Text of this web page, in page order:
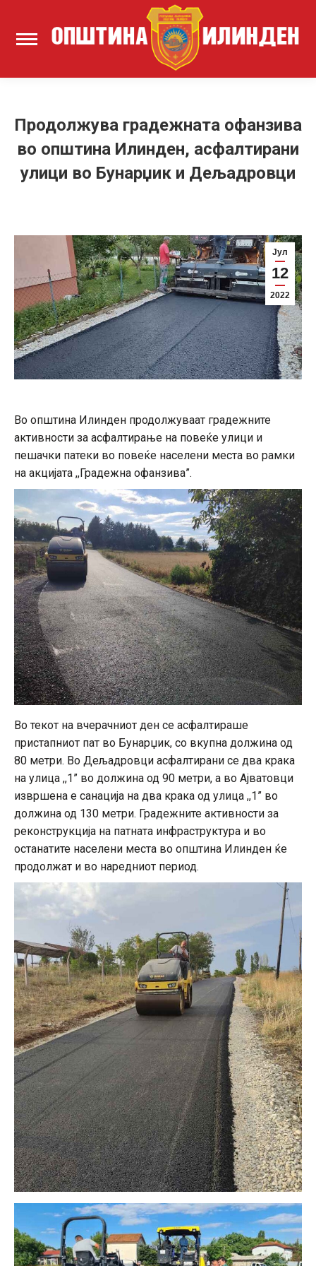
Продолжува градежната офанзива
во општина Илинден, асфалтирани
улици во Бунарџик и Дељадровци
Јул
12
2022
Во општина Илинден продолжуваат градежните
активности за асфалтирање на повеќе улици и
пешачки патеки во повеќе населени места во рамки
на акцијата ,,Градежна офанзива”.
Во текот на вчерачниот ден се асфалтираше
пристапниот пат во Бунарџик, со вкупна должина од
80 метри. Во Дељадровци асфалтирани се два крака
на улица ,,1” во должина од 90 метри, а во Ајватовци
извршена е санација на два крака од улица ,,1” во
должина од 130 метри. Градежните активности за
реконструкција на патната инфраструктура и во
останатите населени места во општина Илинден ќе
продолжат и во наредниот период.